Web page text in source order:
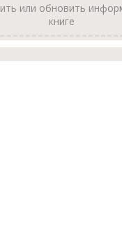
или обновить
книге